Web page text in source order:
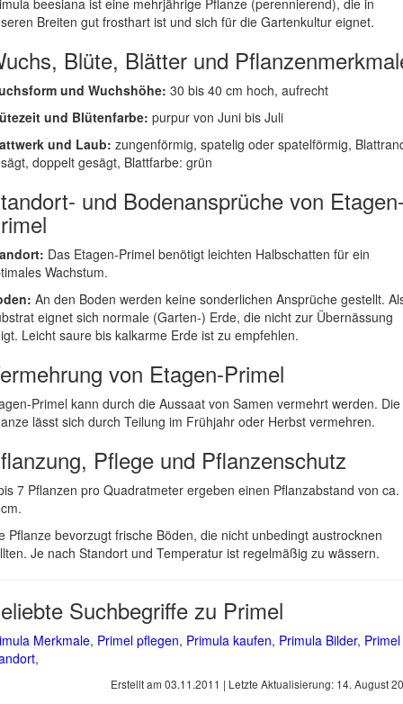
beesiana ist eine mehrjährige Pflanze (perennierend), die in
Breiten gut frosthart ist und sich für die Gartenkultur eignet.
Blüte, Blätter und
und Wuchshöhe: 30 bis 40 cm hoch, aufrecht
und Blütenfarbe: purpur von Juni bis Juli
und Laub: zungenförmig, spatelig oder spatelförmig,
doppelt gesägt, Blattfarbe: grün
und Bodenansprüche von
Das Etagen-Primel benötigt leichten Halbschatten für ein
Wachstum.
An den Boden werden keine sonderlichen Ansprüche gestellt.
eignet sich normale (Garten-) Erde, die nicht zur Übernässung
Leicht saure bis kalkarme Erde ist zu empfehlen.
von Etagen-Primel
Primel kann durch die Aussaat von Samen vermehrt werden. Die
lässt sich durch Teilung im Frühjahr oder Herbst vermehren.
Pflege und Pflanzenschutz
7 Pflanzen pro Quadratmeter ergeben einen Pflanzabstand von ca.
Pflanze bevorzugt frische Böden, die nicht unbedingt austrocknen
Je nach Standort und Temperatur ist regelmäßig zu wässern.
Suchbegriffe zu Primel
Merkmale, Primel pflegen, Primula kaufen, Primula Bilder, Primel
,
Erstellt am 03.11.2011 | Letzte Aktualisierung: 14. August